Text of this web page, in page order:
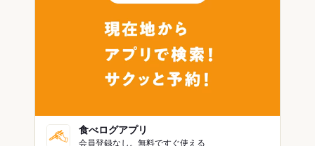
食べログアプリ
会員登録なし。無料ですぐ使える